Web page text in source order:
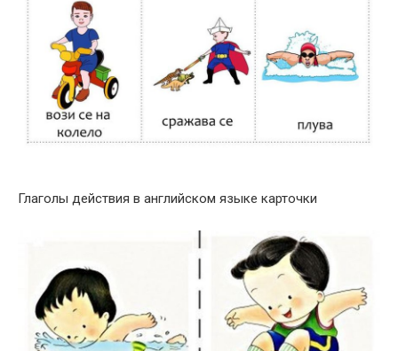
Глаголы действия в английском языке карточки